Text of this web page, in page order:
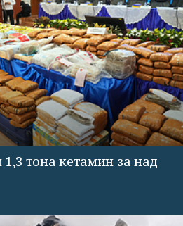
тона кетамин за над